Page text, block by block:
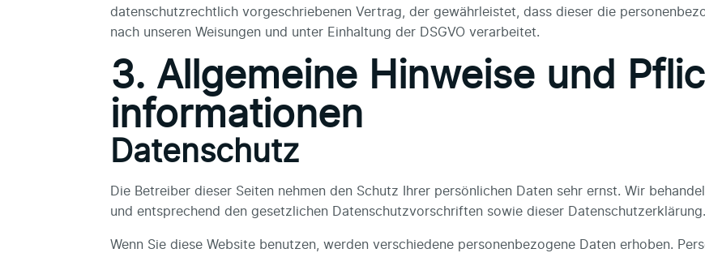
datenschutzrechtlich vorgeschriebenen Vertrag, der gewährleistet, dass dieser die
nach unseren Weisungen und unter Einhaltung der DSGVO verarbeitet.
3. Allgemeine Hinweise und
informationen
Datenschutz
Die Betreiber dieser Seiten nehmen den Schutz Ihrer persönlichen Daten sehr ernst. Wir
und entsprechend den gesetzlichen Datenschutzvorschriften sowie dieser Datenschutzerklärung.
Wenn Sie diese Website benutzen, werden verschiedene personenbezogene Daten erhoben.